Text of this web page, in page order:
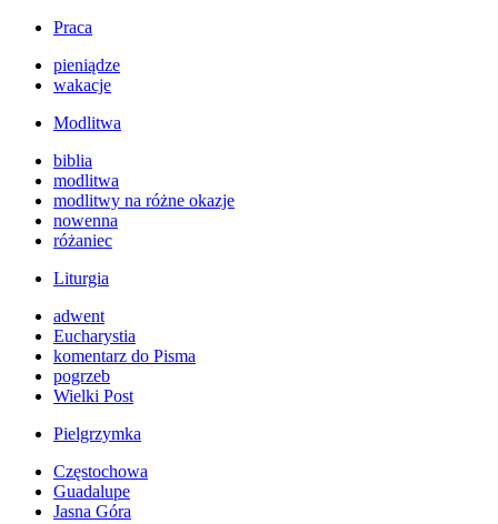
Praca
pieniądze
wakacje
Modlitwa
biblia
modlitwa
modlitwy na różne okazje
nowenna
różaniec
Liturgia
adwent
Eucharystia
komentarz do Pisma
pogrzeb
Wielki Post
Pielgrzymka
Częstochowa
Guadalupe
Jasna Góra